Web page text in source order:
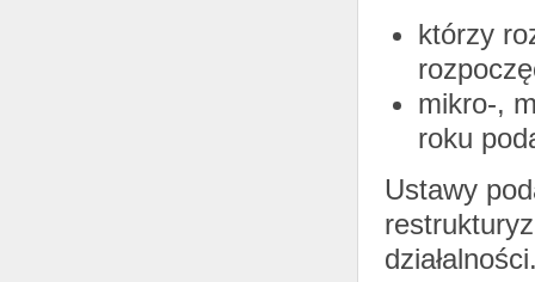
którzy
mikro-,
roku
Ustawy